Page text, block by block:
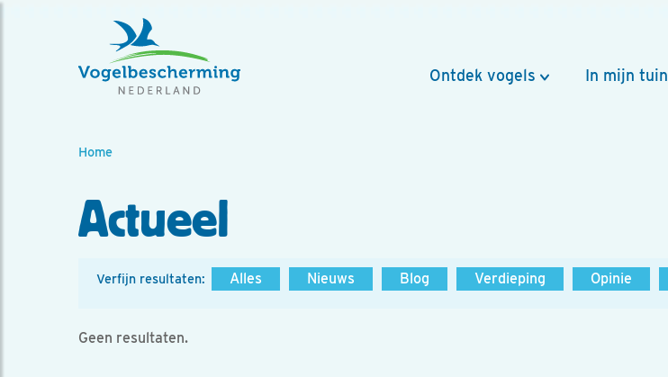
Ontdek vogels In mijn tuin
Home
Actueel
Verfijn resultaten: Alles Nieuws Blog Verdieping Opinie
Geen resultaten.